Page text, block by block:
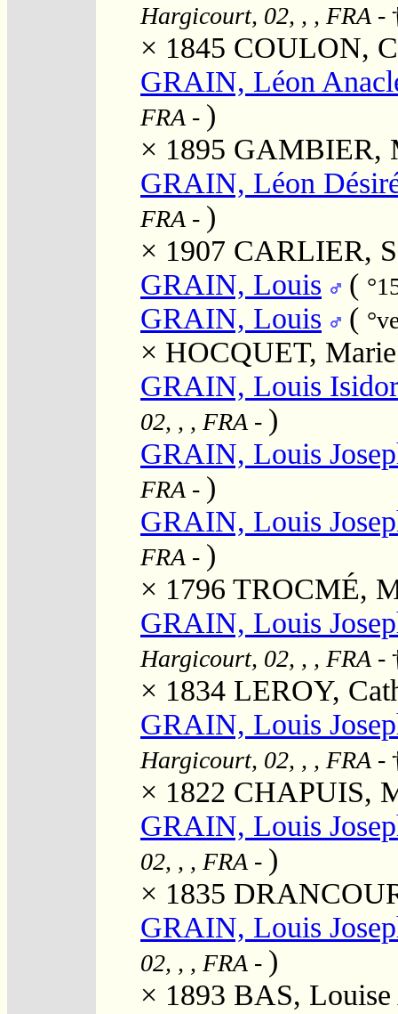
Hargicourt, 02, , , FRA -
× 1845 COULON,
GRAIN, Léon
FRA - )
× 1895 GAMBIER,
GRAIN, Léon
FRA - )
× 1907 CARLIER,
GRAIN, Louis
(
GRAIN, Louis (
× HOCQUET, Marie
GRAIN, Louis
02, , , FRA - )
GRAIN, Louis
FRA - )
GRAIN, Louis
FRA - )
× 1796 TROCMÉ,
GRAIN, Louis
Hargicourt, 02, , , FRA -
× 1834 LEROY,
GRAIN, Louis
Hargicourt, 02, , , FRA -
× 1822 CHAPUIS,
GRAIN, Louis
02, , , FRA - )
× 1835
GRAIN, Louis
02, , , FRA - )
× 1893 BAS, Louise